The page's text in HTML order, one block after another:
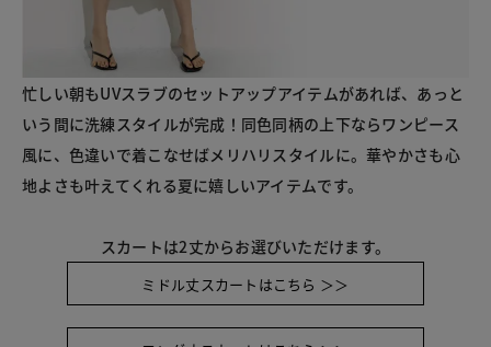
忙しい朝もUVスラブのセットアップアイテムがあれば、あっと
いう間に洗練スタイルが完成！同色同柄の上下ならワンピース
風に、色違いで着こなせばメリハリスタイルに。華やかさも心
地よさも叶えてくれる夏に嬉しいアイテムです。
スカートは2丈からお選びいただけます。
ミドル丈スカートはこちら ＞＞